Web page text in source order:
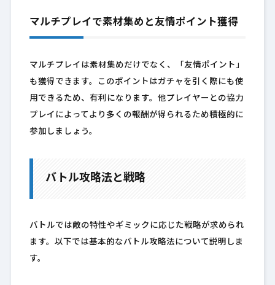
マルチプレイで素材集めと友情ポイント獲得
マルチプレイは素材集めだけでなく、「友情ポイント」
も獲得できます。このポイントはガチャを引く際にも使
用できるため、有利になります。他プレイヤーとの協力
プレイによってより多くの報酬が得られるため積極的に
参加しましょう。
バトル攻略法と戦略
バトルでは敵の特性やギミックに応じた戦略が求められ
ます。以下では基本的なバトル攻略法について説明しま
す。